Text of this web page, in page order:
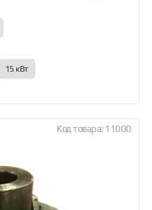
15 кВт
Код товара: 11000